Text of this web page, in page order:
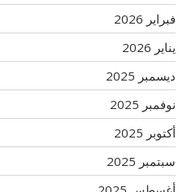
فبراير 2026
يناير 2026
ديسمبر 2025
نوفمبر 2025
أكتوبر 2025
سبتمبر 2025